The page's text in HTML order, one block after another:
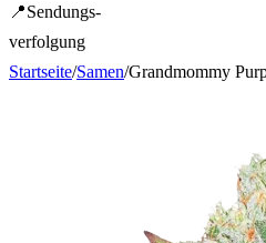
📍Sendungs-
verfolgung
Startseite/Samen/Grandmommy